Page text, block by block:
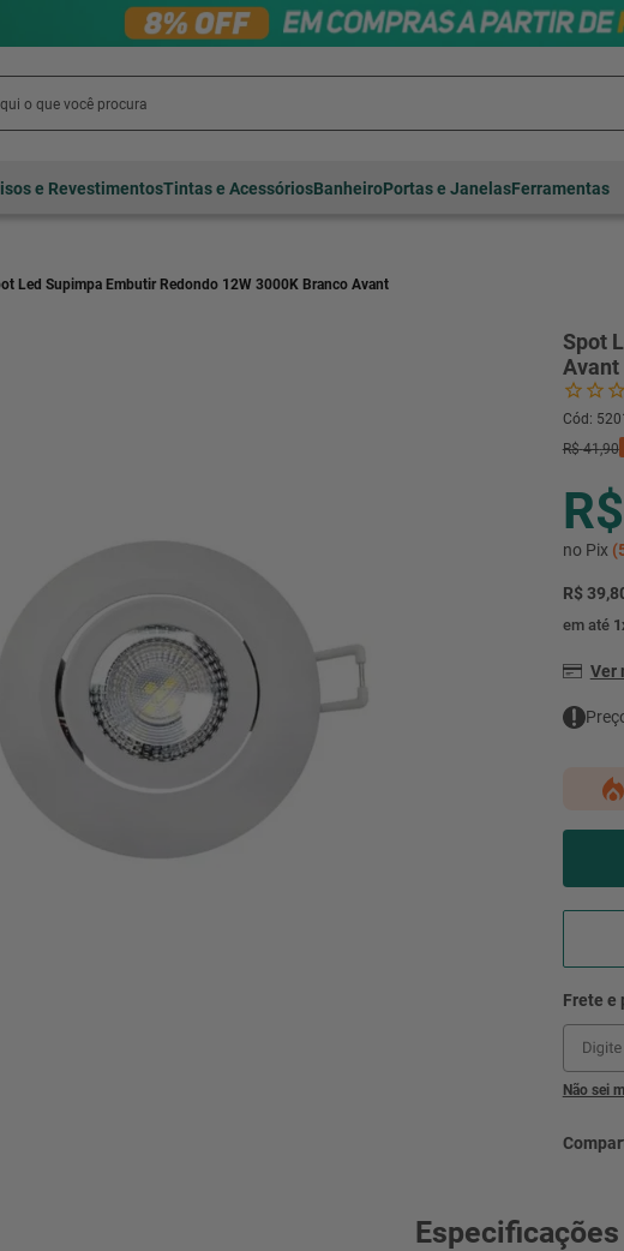
e RevestimentosTintas e AcessóriosBanheiroPortas e JanelasFerramentas
Led Supimpa Embutir Redondo 12W 3000K Branco Avant
Spot
Avant
Cód:
R$ 41,90
no Pix (
R$
em até 1
Ver
Não sei
Especificações
porta
vaso
cadeira
mesa